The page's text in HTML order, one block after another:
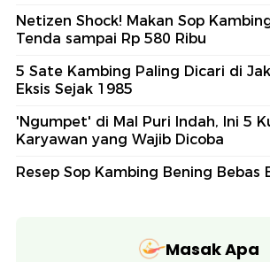
Netizen Shock! Makan Sop
Tenda sampai Rp 580 Ribu
5 Sate Kambing Paling Dicari di
Eksis Sejak 1985
'Ngumpet' di Mal Puri Indah, Ini 5
Karyawan yang Wajib Dicoba
Resep Sop Kambing Bening Bebas
Masak Apa